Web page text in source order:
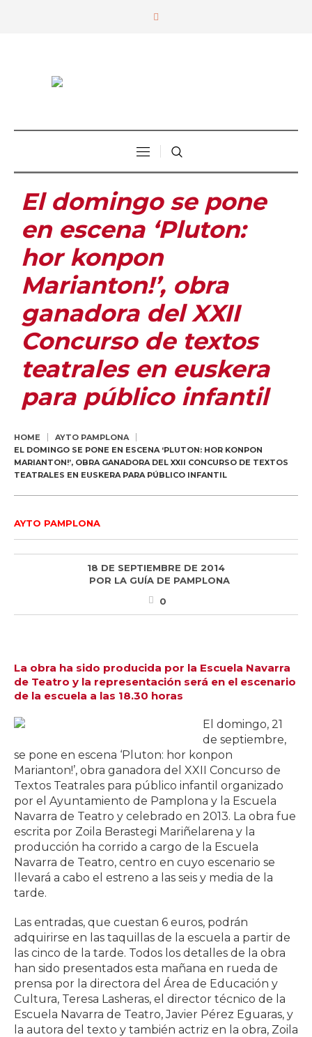
El domingo se pone
en escena ‘Pluton:
hor konpon
Marianton!’, obra
ganadora del XXII
Concurso de textos
teatrales en euskera
para público infantil
HOME
AYTO PAMPLONA
EL DOMINGO SE PONE EN ESCENA ‘PLUTON: HOR KONPON
MARIANTON!’, OBRA GANADORA DEL XXII CONCURSO DE TEXTOS
TEATRALES EN EUSKERA PARA PÚBLICO INFANTIL
AYTO PAMPLONA
18 DE SEPTIEMBRE DE 2014
POR LA GUÍA DE PAMPLONA
0
La obra ha sido producida por la Escuela Navarra
de Teatro y la representación será en el escenario
de la escuela a las 18.30 horas
El domingo, 21
de septiembre,
se pone en escena ‘Pluton: hor konpon
Marianton!’, obra ganadora del XXII Concurso de
Textos Teatrales para público infantil organizado
por el Ayuntamiento de Pamplona y la Escuela
Navarra de Teatro y celebrado en 2013. La obra fue
escrita por Zoila Berastegi Mariñelarena y la
producción ha corrido a cargo de la Escuela
Navarra de Teatro, centro en cuyo escenario se
llevará a cabo el estreno a las seis y media de la
tarde.
Las entradas, que cuestan 6 euros, podrán
adquirirse en las taquillas de la escuela a partir de
las cinco de la tarde. Todos los detalles de la obra
han sido presentados esta mañana en rueda de
prensa por la directora del Área de Educación y
Cultura, Teresa Lasheras, el director técnico de la
Escuela Navarra de Teatro, Javier Pérez Eguaras, y
la autora del texto y también actriz en la obra, Zoila